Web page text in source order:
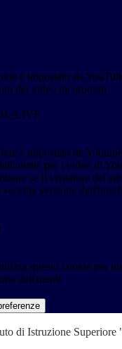
è impostato da
dei video incorporati.
è impostato da
per i video di
se il visitatore del
versione
questo cookie per
dall'utente
di Istruzione Superiore